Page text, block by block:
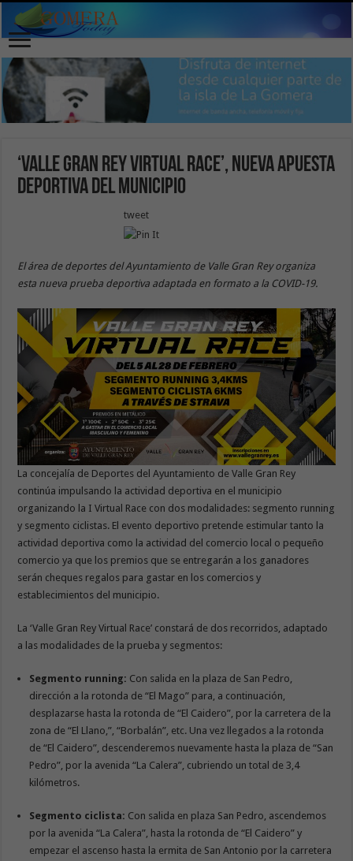
‘Valle Gran Rey Virtual Race’, nueva apuesta
deportiva del municipio
tweet
El área de deportes del Ayuntamiento de Valle Gran Rey organiza
esta nueva prueba deportiva adaptada en formato a la COVID-19.
La concejalía de Deportes del Ayuntamiento de Valle Gran Rey
continúa impulsando la actividad deportiva en el municipio
organizando la I Virtual Race con dos modalidades: segmento running
y segmento ciclistas. El evento deportivo pretende estimular tanto la
actividad deportiva como la actividad del comercio local o pequeño
comercio ya que los premios que se entregarán a los ganadores
serán cheques regalos para gastar en los comercios y
establecimientos del municipio.
La ‘Valle Gran Rey Virtual Race’ constará de dos recorridos, adaptado
a las modalidades de la prueba y segmentos:
Segmento running: Con salida en la plaza de San Pedro,
dirección a la rotonda de “El Mago” para, a continuación,
desplazarse hasta la rotonda de “El Caidero”, por la carretera de la
zona de “El Llano,”, “Borbalán”, etc. Una vez llegados a la rotonda
de “El Caidero”, descenderemos nuevamente hasta la plaza de “San
Pedro”, por la avenida “La Calera”, cubriendo un total de 3,4
kilómetros.
Segmento ciclista: Con salida en plaza San Pedro, ascendemos
por la avenida “La Calera”, hasta la rotonda de “El Caidero” y
empezar el ascenso hasta la ermita de San Antonio por la carretera